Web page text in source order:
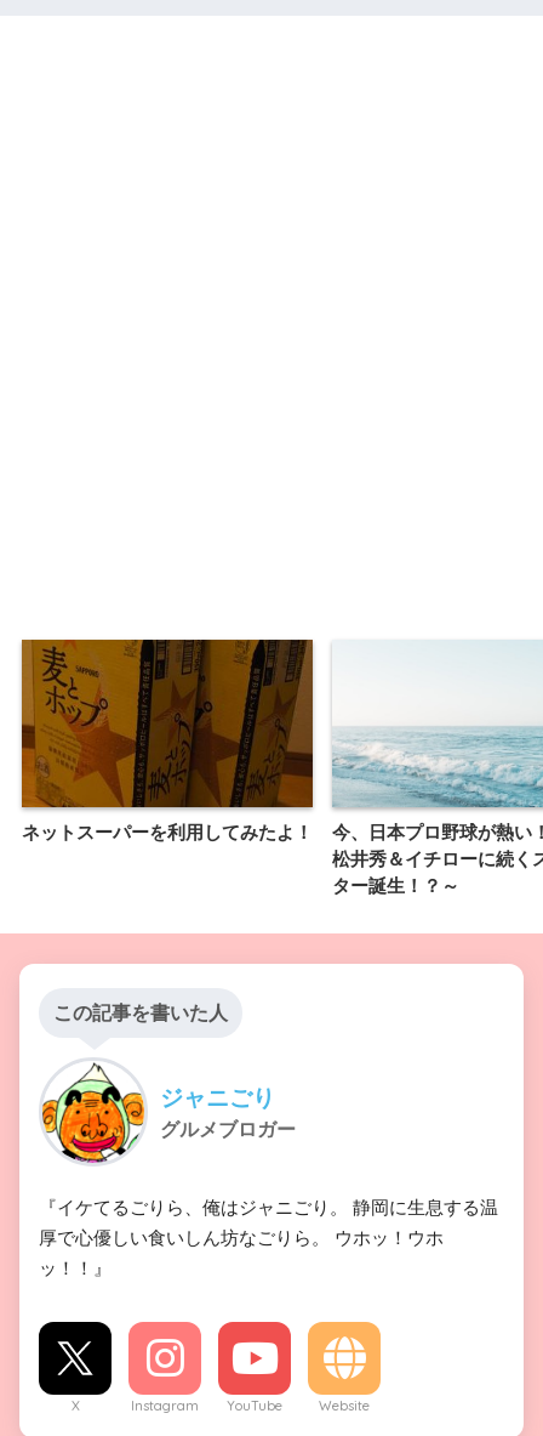
ネットスーパーを利用してみたよ！
今、日本プロ野球が熱い
松井秀＆イチローに続く
ター誕生！？～
この記事を書いた人
ジャニごり
グルメブロガー
『イケてるごりら、俺はジャニごり。 静岡に生息する温
厚で心優しい食いしん坊なごりら。 ウホッ！ウホ
ッ！！』
X Instagram YouTube Website